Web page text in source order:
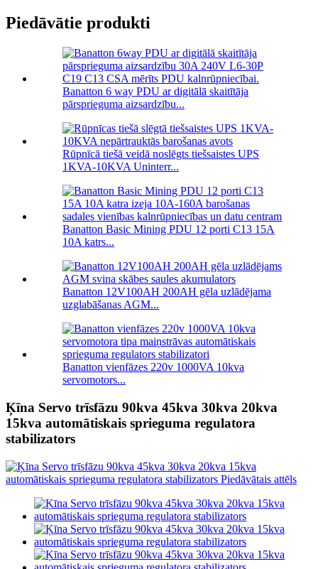
Piedāvātie produkti
Banatton 6 way PDU ar digitālā skaitītāja
pārsprieguma aizsardzību...
Rūpnīcā tiešā veidā noslēgts tiešsaistes UPS
1KVA-10KVA Uninterr...
Banatton Basic Mining PDU 12 porti C13 15A
10A katrs...
Banatton 12V100AH ​​200AH gēla uzlādējama
uzglabāšanas AGM...
Banatton vienfāzes 220v 1000VA 10kva
servomotors...
Ķīna Servo trīsfāzu 90kva 45kva 30kva 20kva
15kva automātiskais sprieguma regulatora
stabilizators